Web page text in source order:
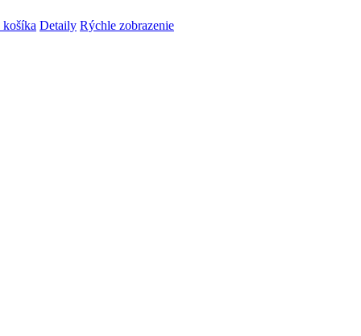
Detaily Rýchle zobrazenie